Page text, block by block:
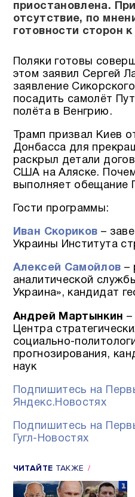
приостановлена.
отсутствие, по
готовности сторон к
Поляки готовы
этом заявил Сергей
заявление
посадить самолёт
полёта в Венгрию.
Трамп призвал Киев
Донбасса для
раскрыл детали
США на Аляске.
выполняет обещание
Гости программы:
Иван Скориков –
Украины Института
Алексей Самойлов –
аналитической
Украина», кандидат
Андрей Мартынкин –
Центра
социально-
прогнозирования,
наук
Подпишитесь на
Яндекс.Новостях
Подпишитесь на
Гугл-Новостях
ЧИТАЙТЕ ТАКЖЕ